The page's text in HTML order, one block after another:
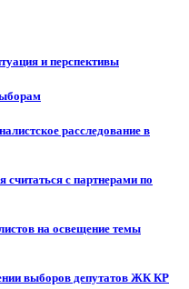
и перспективы
расследование в
с партнерами по
на освещение темы
выборов депутатов ЖК КР